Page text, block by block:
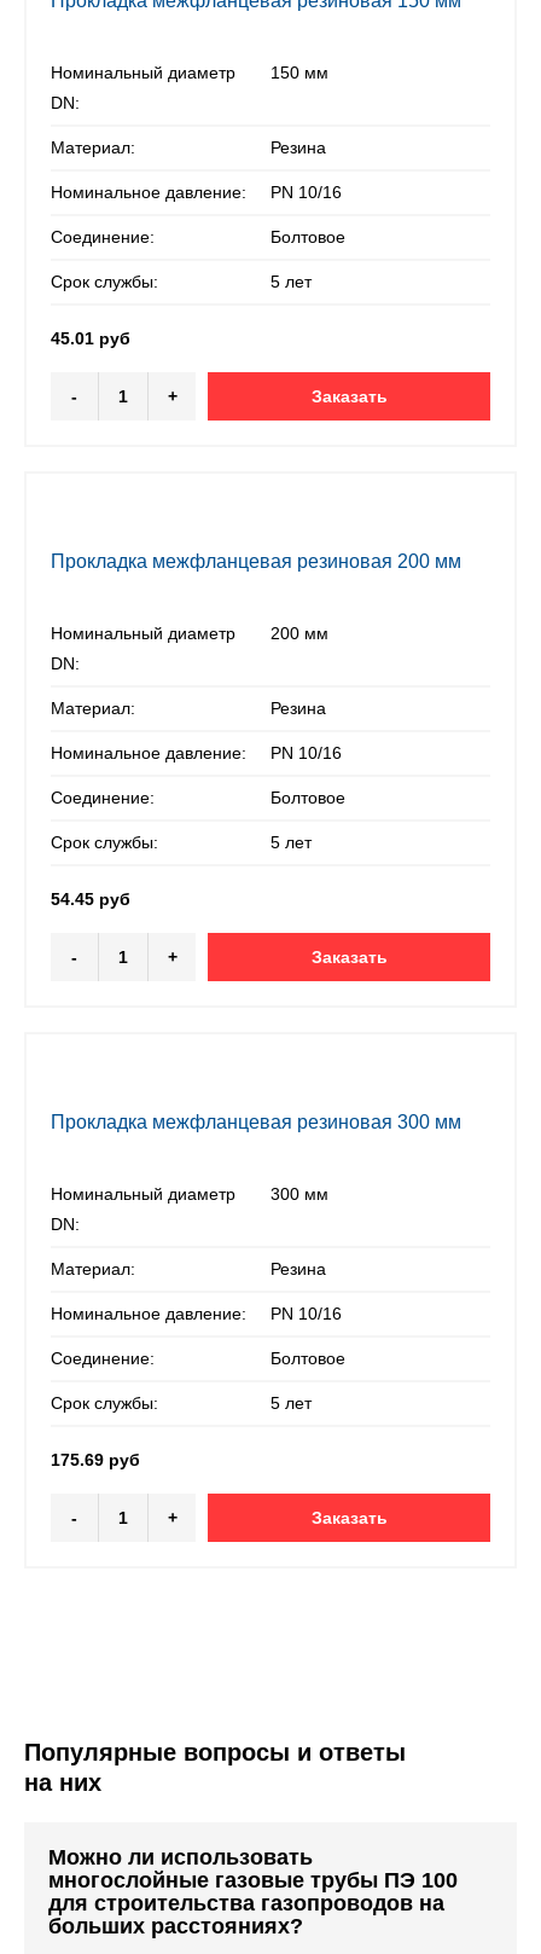
Номинальный диаметр
DN:
150 мм
Материал: Резина
Номинальное давление: PN 10/16
Соединение: Болтовое
Срок службы: 5 лет
45.01 руб
- + Заказать
Прокладка межфланцевая резиновая 200 мм
Номинальный диаметр
DN:
200 мм
Материал: Резина
Номинальное давление: PN 10/16
Соединение: Болтовое
Срок службы: 5 лет
54.45 руб
- + Заказать
Прокладка межфланцевая резиновая 300 мм
Номинальный диаметр
DN:
300 мм
Материал: Резина
Номинальное давление: PN 10/16
Соединение: Болтовое
Срок службы: 5 лет
175.69 руб
- + Заказать
Популярные вопросы и ответы
на них
Можно ли использовать
многослойные газовые трубы ПЭ 100
для строительства газопроводов на
больших расстояниях?